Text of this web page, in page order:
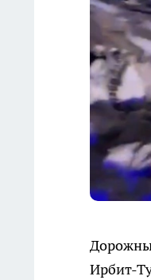
Ирбит-